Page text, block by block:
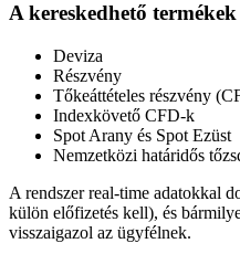
A kereskedhető
Deviza
Részvény
Tőkeáttételes részvény
Indexkövető CFD-k
Spot Arany és Spot Ezüst
Nemzetközi határidős
A rendszer real-time adatokkal
külön előfizetés kell), és
visszaigazol az ügyfélnek.